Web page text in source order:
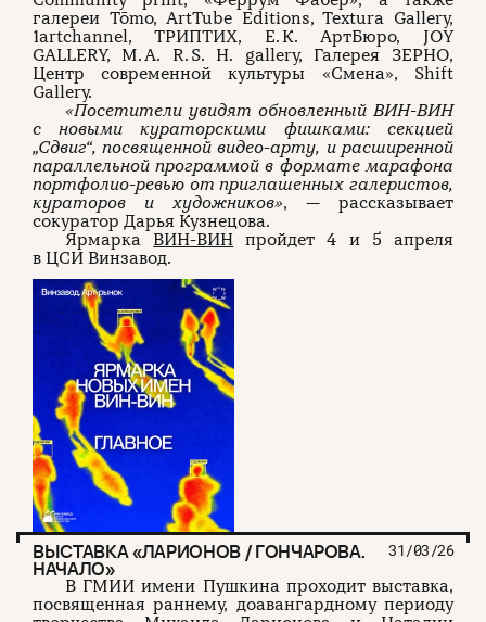
галереи Tōmo, ArtTube Editions, Textura Gallery,
1artchannel, ТРИПТИХ, Е. К. АртБюро, JOY
GALLERY, M. A. R. S. H. gallery, Галерея ЗЕРНО,
Центр современной культуры «Смена», Shift
Gallery.
«Посетители увидят обновленный ВИН-ВИН
с новыми кураторскими фишками: секцией
„Сдвиг“, посвященной видео-арту, и расширенной
параллельной программой в формате марафона
портфолио-ревью от приглашенных галеристов,
кураторов и художников», — рассказывает
сокуратор Дарья Кузнецова.
Ярмарка ВИН-ВИН пройдет 4 и 5 апреля
в ЦСИ Винзавод.
ВЫСТАВКА «ЛАРИОНОВ / ГОНЧАРОВА.
НАЧАЛО»
31/03/26
В ГМИИ имени Пушкина проходит выставка,
посвященная раннему, доавангардному периоду